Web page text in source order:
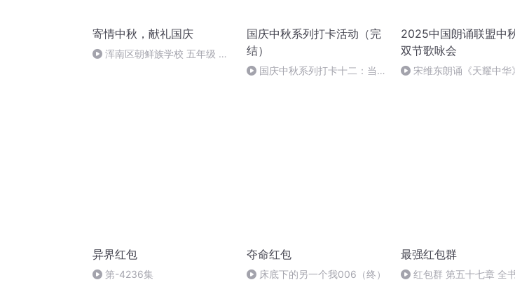
寄情中秋，献礼国庆
浑南区朝鲜族学校 五年级 孙
国庆中秋系列打卡活动（完
结）
国庆中秋系列打卡十二：当阳
2025中国朗诵联盟中
双节歌咏会
宋维东朗诵《天耀中华
异界红包
第-4236集
夺命红包
床底下的另一个我006（终）
最强红包群
红包群 第五十七章 全